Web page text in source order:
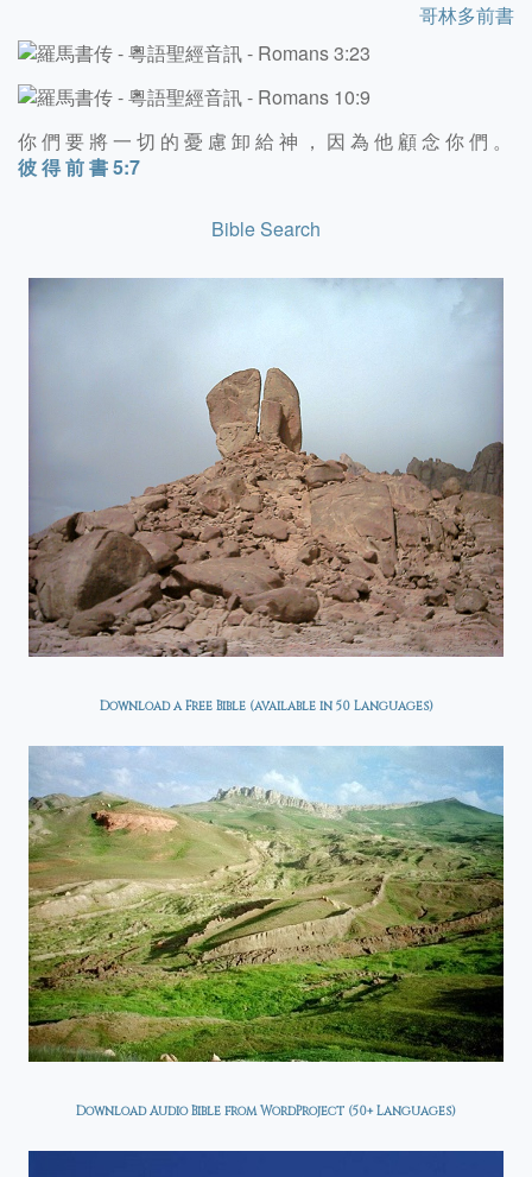
哥林多前書
你 們 要 將 一 切 的 憂 慮 卸 給 神 ， 因 為 他 顧 念 你 們 。
彼 得 前 書 5:7
Bible Search
Download a Free Bible (available in 50 Languages)
Download Audio Bible from WordProject (50+ Languages)